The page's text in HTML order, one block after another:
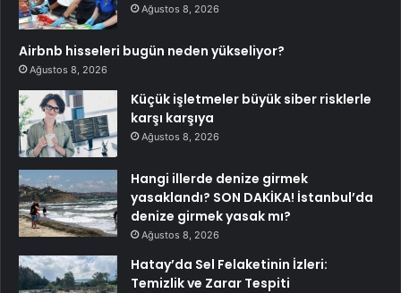
Ağustos 8, 2026
Airbnb hisseleri bugün neden yükseliyor?
Ağustos 8, 2026
Küçük işletmeler büyük siber risklerle
karşı karşıya
Ağustos 8, 2026
Hangi illerde denize girmek
yasaklandı? SON DAKİKA! İstanbul’da
denize girmek yasak mı?
Ağustos 8, 2026
Hatay’da Sel Felaketinin İzleri:
Temizlik ve Zarar Tespiti